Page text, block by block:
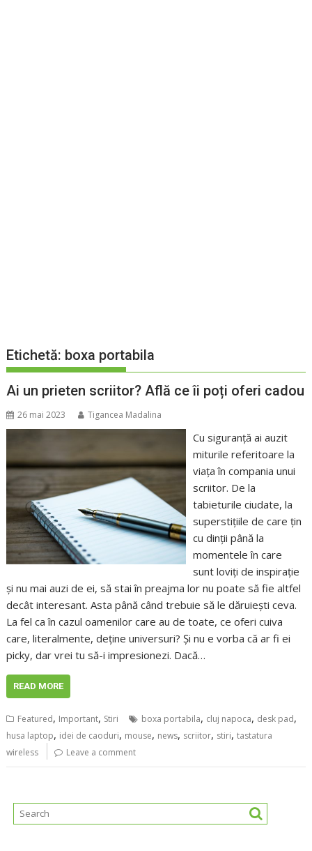
Etichetă: boxa portabila
Ai un prieten scriitor? Află ce îi poți oferi cadou
26 mai 2023 Tigancea Madalina
Cu siguranță ai auzit
miturile referitoare la
viața în compania unui
scriitor. De la
tabieturile ciudate, la
superstițiile de care țin
cu dinții până la
momentele în care
sunt loviți de inspirație
și nu mai auzi de ei, să stai în preajma lor nu poate să fie altfel
decât interesant. Asta până când trebuie să le dăruiești ceva.
La fel ca în cazul oamenilor care au de toate, ce oferi cuiva
care, literalmente, deține universuri? Și nu e vorba că ar fi ei
picky, dar vrei tu să-i impresionezi. Dacă…
READ MORE
Featured, Important, Stiri boxa portabila, cluj napoca, desk pad,
husa laptop, idei de caoduri, mouse, news, scriitor, stiri,tastatura
wireless
Leave a comment